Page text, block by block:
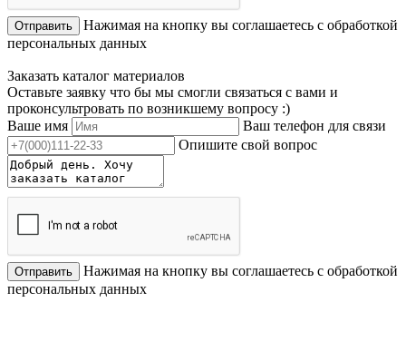
Отправить
Нажимая на кнопку вы соглашаетесь с обработкой
персональных данных
Заказать каталог материалов
Оставьте заявку что бы мы смогли связаться с вами и
проконсультровать по возникшему вопросу :)
Ваше имя
Ваш телефон для связи
Опишите свой вопрос
Отправить
Нажимая на кнопку вы соглашаетесь с обработкой
персональных данных